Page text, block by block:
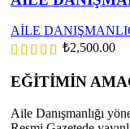
AİLE
₺2,500.00
EĞİTİMİN
Aile Danışmanlığı